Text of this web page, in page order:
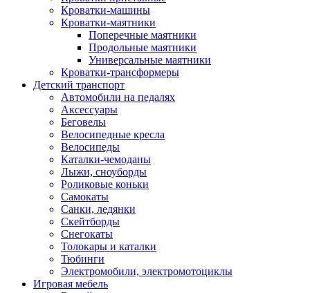
Кроватки-машины
Кроватки-маятники
Поперечные маятники
Продольные маятники
Универсальные маятники
Кроватки-трансформеры
Детский транспорт
Автомобили на педалях
Аксессуары
Беговелы
Велосипедные кресла
Велосипеды
Каталки-чемоданы
Лыжи, сноуборды
Роликовые коньки
Самокаты
Санки, ледянки
Скейтборды
Снегокаты
Толокары и каталки
Тюбинги
Электромобили, электромотоциклы
Игровая мебель